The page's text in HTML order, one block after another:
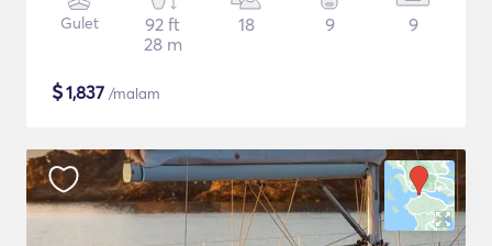
Gulet
92 ft
28 m
18 9 9
$1,837 /malam